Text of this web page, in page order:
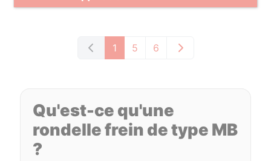
1 5 6
Qu'est-ce qu'une
rondelle frein de type MB
?